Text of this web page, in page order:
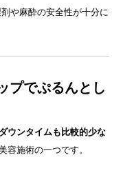
や麻酔の安全性が十分に
プでぷるんとし
ウンタイムも比較的少な
容施術の一つです。